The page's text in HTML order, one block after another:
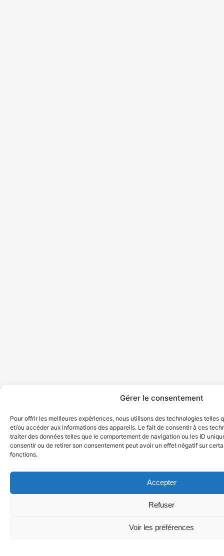
Gérer le consentement
Pour offrir les meilleures expériences, nous utilisons des technologies telles
et/ou accéder aux informations des appareils. Le fait de consentir à ces
traiter des données telles que le comportement de navigation ou les ID
consentir ou de retirer son consentement peut avoir un effet négatif sur
fonctions.
Accepter
Refuser
Voir les préférences